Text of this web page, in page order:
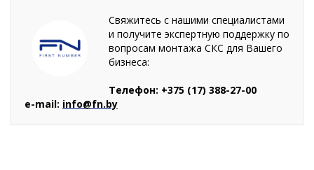
Свяжитесь с нашими специалистами
и получите экспертную поддержку по
вопросам монтажа СКС для Вашего
бизнеса:
Телефон: +375 (17) 388-27-00
e-mail: info@fn.by